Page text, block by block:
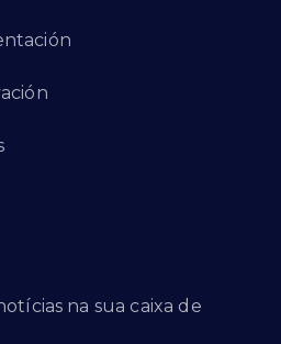
na sua caixa de